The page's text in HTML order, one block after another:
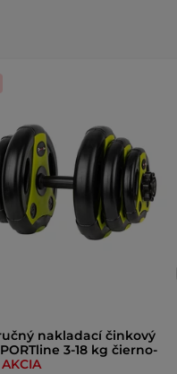
nakladací činkový
3-18 kg čierno-
AKCIA